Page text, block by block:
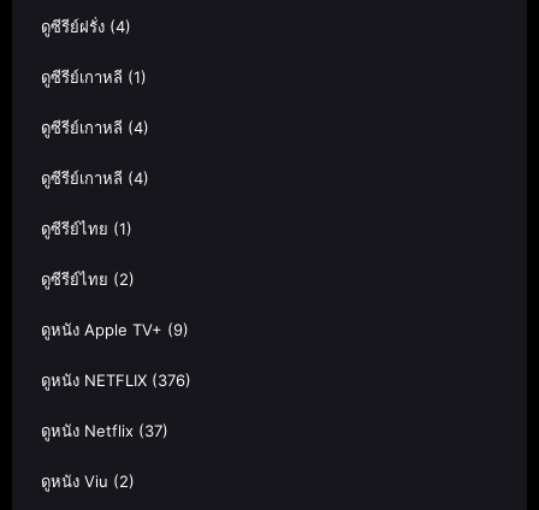
ดูซีรีย์ฝรั่ง (4)
ดูซีรีย์เกาหลี (1)
ดูซีรีย์เกาหลี (4)
ดูซีรีย์เกาหลี (4)
ดูซีรีย์ไทย (1)
ดูซีรีย์ไทย (2)
ดูหนัง Apple TV+ (9)
ดูหนัง NETFLIX (376)
ดูหนัง Netflix (37)
ดูหนัง Viu (2)